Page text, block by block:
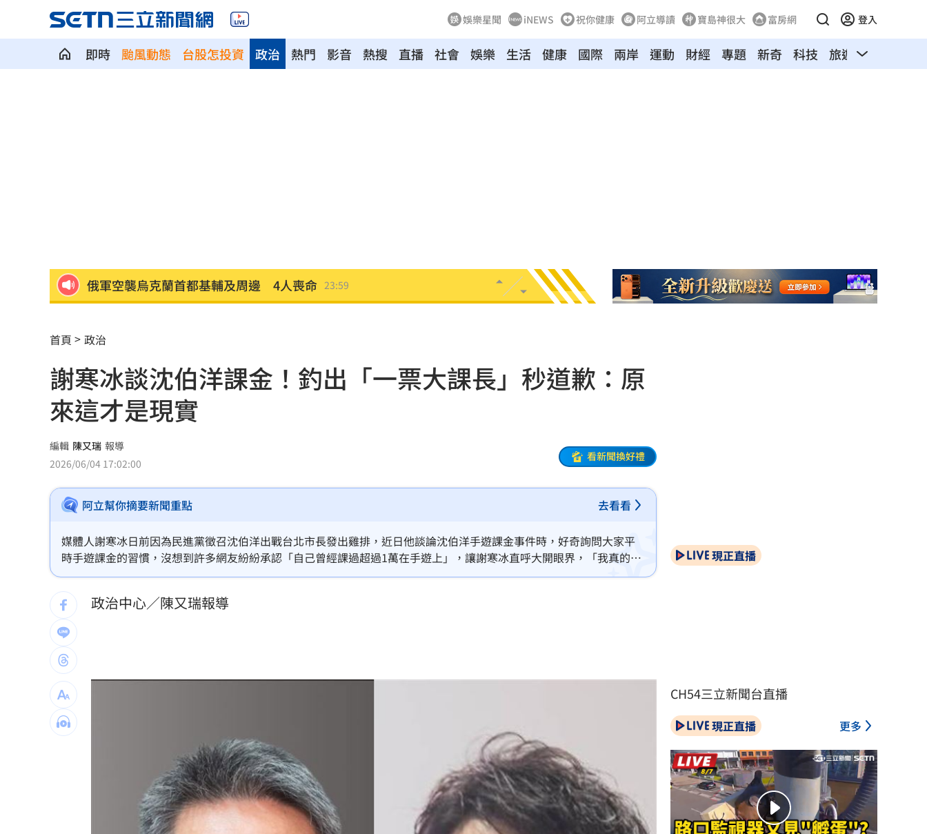
娛樂星聞 iNEWS 祝你健康 阿立導讀 寶島神很大 富房網 登入
即時 颱風動態 台股怎投資 熱門 影音 熱搜 直播
政治 社會 娛樂 生活 健康 國際 兩岸 運動 財經 專題 新奇 科技 旅遊 汽車
Fed沒升息股市跌 投信揭下一步布局方向 01:22
俄軍空襲烏克蘭首都基輔及周邊 4人喪命 23:59
米蘭達離婚奧蘭多布魯13年！罕談前夫互動
美制裁杜拜加密幣交所！控助伊朗革命衛隊 23:37
美就業數據爆冷 這信號Fed升息警報降溫
梅西父親病逝享壽68歲 一路陪伴兒闖足壇
5登山客2025年雪崩失蹤 尼泊爾尋獲遺體
喝錯傷身！營養師整理喝咖啡「7大守則」
美：東南亞詐騙園區多由中國背景組織主導 23:25
ETF存到2千萬退休！他因1封信重回職場
三立iNEWS新聞台線上直播 18:00
商場戰國來臨 台中「頂奢大道」逐漸成形
台彩父親節推新刮刮樂千萬頭獎超「爸」氣 12:00
首頁 政治
謝寒冰談沈伯洋課金！釣出「一票大課長」秒道歉：原
來這才是現實
編輯 陳又瑞 報導
2026/06/04 17:02:00
看新聞換好禮
阿立幫你摘要新聞重點 去看看
媒體人謝寒冰日前因為民進黨徵召沈伯洋出戰台北市長發出雞排，近日他談論沈伯洋手遊課金事件時，好奇詢問大家平
時手遊課金的習慣，沒想到許多網友紛紛承認「自己曾經課過超過1萬在手遊上」，讓謝寒冰直呼大開眼界，「我真的嚇
到了！抱歉真的是…我明天開始上節目我一定想盡辦法澄清這一點，我現在才知道原來這才是社會的現實面，實在太猛
了」。
政治中心／陳又瑞報導
現正直播
CH54三立新聞台直播
現正直播 更多